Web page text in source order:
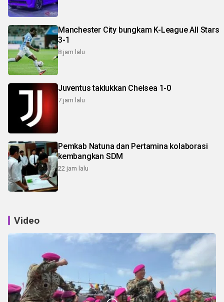
Manchester City bungkam K-League All Stars
3-1
8 jam lalu
Juventus taklukkan Chelsea 1-0
7 jam lalu
Pemkab Natuna dan Pertamina kolaborasi
kembangkan SDM
22 jam lalu
Video